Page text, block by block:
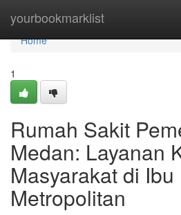
yourbookmarklist
Home
Home
1
Rumah Sakit
Medan: Layanan
Masyarakat di Ibu
Metropolitan